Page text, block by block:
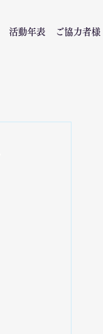
活動年表 ご協力者様